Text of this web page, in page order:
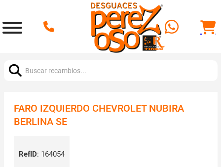
FARO IZQUIERDO CHEVROLET NUBIRA
BERLINA SE
RefID: 164054